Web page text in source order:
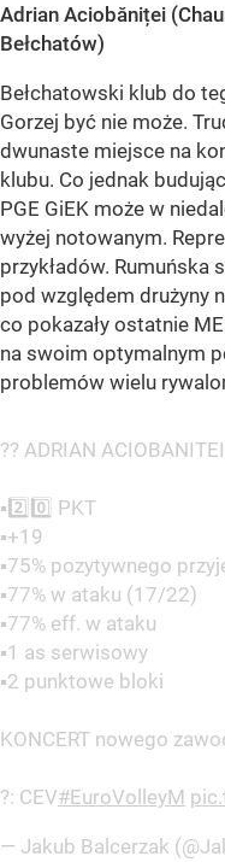
Adrian Aciobăniței
Bełchatów)
Bełchatowski klub do
Gorzej być nie może.
dwunaste miejsce na
klubu. Co jednak
PGE GiEK może w
wyżej notowanym.
przykładów. Rumuńska
pod względem drużyny
co pokazały ostatnie
na swoim optymalnym
problemów wielu
?? ADRIAN
▪️2️⃣0️⃣ PKT
▪️+19
▪️75% pozytywnego
▪️77% w ataku (17/22)
▪️77% eff. w ataku
▪️1 as serwisowy
▪️2 punktowe bloki
KONCERT nowego
?: CEV#EuroVolleyM
— Jakub Balcerzak